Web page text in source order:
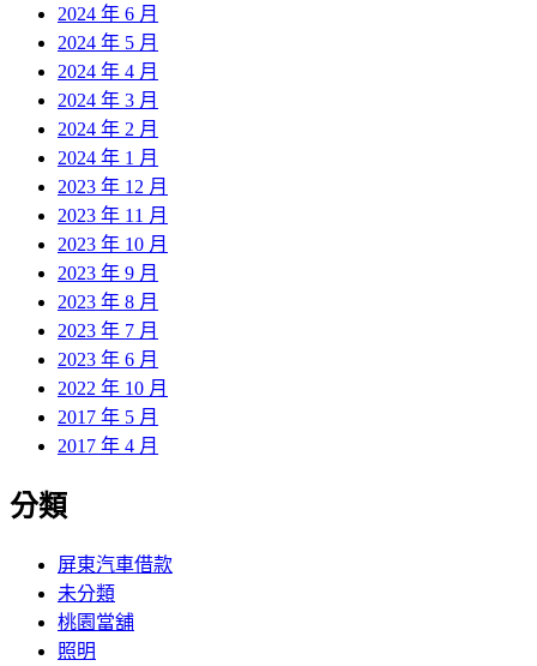
2024 年 6 月
2024 年 5 月
2024 年 4 月
2024 年 3 月
2024 年 2 月
2024 年 1 月
2023 年 12 月
2023 年 11 月
2023 年 10 月
2023 年 9 月
2023 年 8 月
2023 年 7 月
2023 年 6 月
2022 年 10 月
2017 年 5 月
2017 年 4 月
分類
屏東汽車借款
未分類
桃園當舖
照明